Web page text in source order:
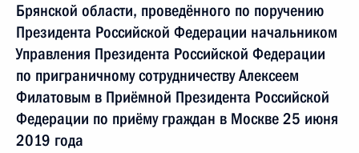
Брянской области, проведённого по поручению
Президента Российской Федерации начальником
Управления Президента Российской Федерации
по приграничному сотрудничеству Алексеем
Филатовым в Приёмной Президента Российской
Федерации по приёму граждан в Москве 25 июня
2019 года